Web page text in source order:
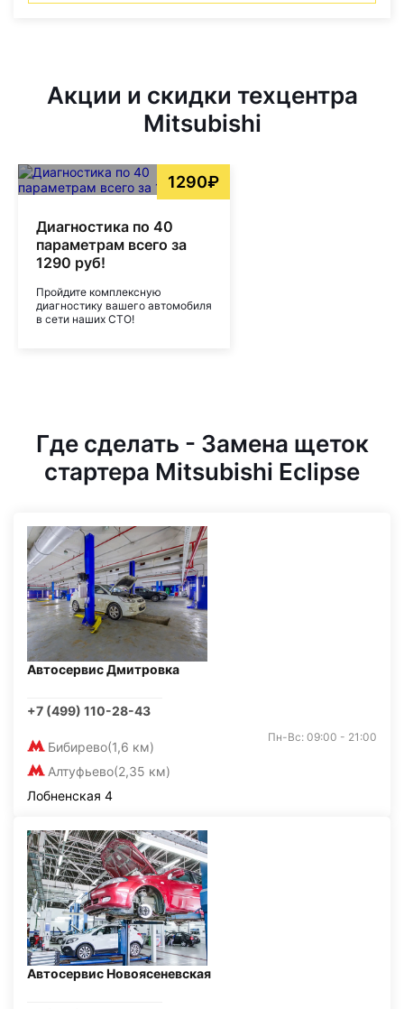
Акции и скидки техцентра
Mitsubishi
1290₽
Диагностика по 40
параметрам всего за
1290 руб!
Пройдите комплексную
диагностику вашего автомобиля
в сети наших СТО!
Где сделать - Замена щеток
стартера Mitsubishi Eclipse
Автосервис Дмитровка
+7 (499) 110-28-43
Бибирево(1,6 км)
Алтуфьево(2,35 км)
Пн-Вс: 09:00 - 21:00
Лобненская 4
Автосервис Новоясеневская